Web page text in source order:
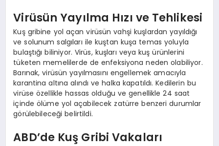
Virüsün Yayılma Hızı ve Tehlikesi
Kuş gribine yol açan virüsün vahşi kuşlardan yayıldığı
ve solunum salgıları ile kuştan kuşa temas yoluyla
bulaştığı biliniyor. Virüs, kuşları veya kuş ürünlerini
tüketen memelilerde de enfeksiyona neden olabiliyor.
Barınak, virüsün yayılmasını engellemek amacıyla
karantina altına alındı ve halka kapatıldı. Kedilerin bu
virüse özellikle hassas olduğu ve genellikle 24 saat
içinde ölüme yol açabilecek zatürre benzeri durumlar
görülebileceği belirtildi.
ABD’de Kuş Gribi Vakaları